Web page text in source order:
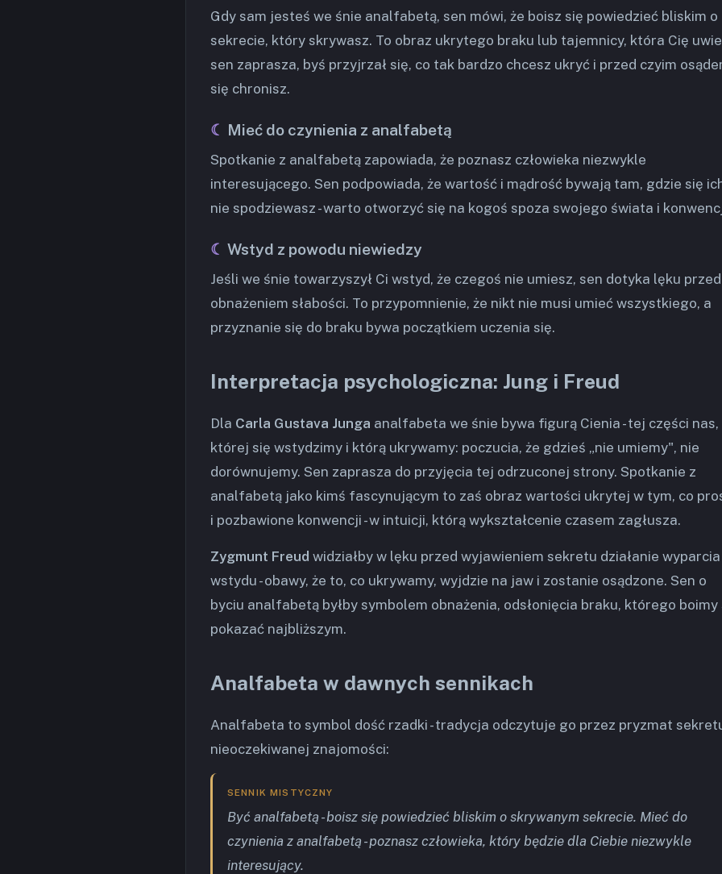
Gdy sam jesteś we śnie analfabetą, sen mówi, że boisz się powiedzieć bliskim o
sekrecie, który skrywasz. To obraz ukrytego braku lub tajemnicy, która Cię
sen zaprasza, byś przyjrzał się, co tak bardzo chcesz ukryć i przed czyim
się chronisz.
Mieć do czynienia z analfabetą
Spotkanie z analfabetą zapowiada, że poznasz człowieka niezwykle
interesującego. Sen podpowiada, że wartość i mądrość bywają tam, gdzie się
nie spodziewasz - warto otworzyć się na kogoś spoza swojego świata i
Wstyd z powodu niewiedzy
Jeśli we śnie towarzyszył Ci wstyd, że czegoś nie umiesz, sen dotyka lęku przed
obnażeniem słabości. To przypomnienie, że nikt nie musi umieć wszystkiego, a
przyznanie się do braku bywa początkiem uczenia się.
Interpretacja psychologiczna: Jung i Freud
Dla Carla Gustava Junga analfabeta we śnie bywa figurą Cienia - tej części nas,
której się wstydzimy i którą ukrywamy: poczucia, że gdzieś „nie umiemy", nie
dorównujemy. Sen zaprasza do przyjęcia tej odrzuconej strony. Spotkanie z
analfabetą jako kimś fascynującym to zaś obraz wartości ukrytej w tym, co
i pozbawione konwencji - w intuicji, którą wykształcenie czasem zagłusza.
Zygmunt Freud widziałby w lęku przed wyjawieniem sekretu działanie
wstydu - obawy, że to, co ukrywamy, wyjdzie na jaw i zostanie osądzone. Sen o
byciu analfabetą byłby symbolem obnażenia, odsłonięcia braku, którego boimy
pokazać najbliższym.
Analfabeta w dawnych sennikach
Analfabeta to symbol dość rzadki - tradycja odczytuje go przez pryzmat
nieoczekiwanej znajomości:
SENNIK MISTYCZNY
Być analfabetą - boisz się powiedzieć bliskim o skrywanym sekrecie. Mieć do
czynienia z analfabetą - poznasz człowieka, który będzie dla Ciebie niezwykle
interesujący.